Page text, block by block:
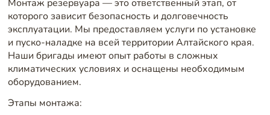
Монтаж резервуара — это ответственный этап, от
которого зависит безопасность и долговечность
эксплуатации. Мы предоставляем услуги по установке
и пуско-наладке на всей территории Алтайского края.
Наши бригады имеют опыт работы в сложных
климатических условиях и оснащены необходимым
оборудованием.
Этапы монтажа: